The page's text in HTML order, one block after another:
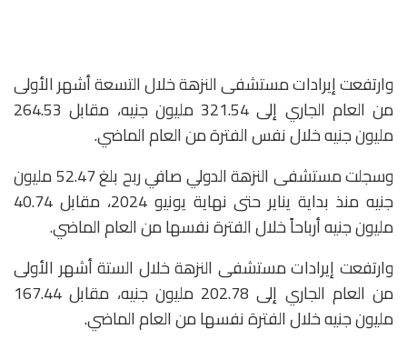
وارتفعت إيرادات مستشفى النزهة خلال التسعة أشهر الأولى
من العام الجاري إلى 321.54 مليون جنيه، مقابل 264.53
مليون جنيه خلال نفس الفترة من العام الماضي.
وسجلت مستشفى النزهة الدولي صافي ربح بلغ 52.47 مليون
جنيه منذ بداية يناير حتى نهاية يونيو 2024، مقابل 40.74
مليون جنيه أرباحاً خلال الفترة نفسها من العام الماضي.
وارتفعت إيرادات مستشفى النزهة خلال الستة أشهر الأولى
من العام الجاري إلى 202.78 مليون جنيه، مقابل 167.44
مليون جنيه خلال الفترة نفسها من العام الماضي.